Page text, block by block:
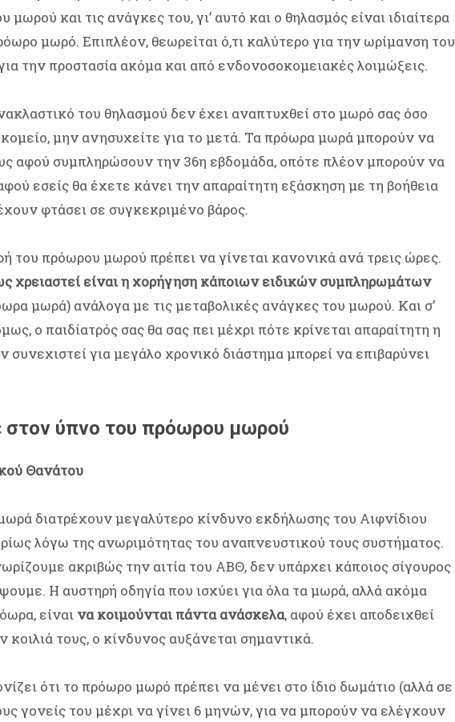
και τις ανάγκες του, γι’ αυτό και ο θηλασμός είναι ιδιαίτερα
μωρό. Επιπλέον, θεωρείται ό,τι καλύτερο για την ωρίμανση του
την προστασία ακόμα και από ενδονοσοκομειακές λοιμώξεις.
του θηλασμού δεν έχει αναπτυχθεί στο μωρό σας όσο
μην ανησυχείτε για το μετά. Τα πρόωρα μωρά μπορούν να
αφού συμπληρώσουν την 36η εβδομάδα, οπότε πλέον μπορούν να
εσείς θα έχετε κάνει την απαραίτητη εξάσκηση με τη βοήθεια
φτάσει σε συγκεκριμένο βάρος.
του πρόωρου μωρού πρέπει να γίνεται κανονικά ανά τρεις ώρες.
χρειαστεί είναι η χορήγηση κάποιων ειδικών συμπληρωμάτων
μωρά) ανάλογα με τις μεταβολικές ανάγκες του μωρού. Και σ’
ο παιδίατρός σας θα σας πει μέχρι πότε κρίνεται απαραίτητη η
συνεχιστεί για μεγάλο χρονικό διάστημα μπορεί να επιβαρύνει
στον ύπνο του πρόωρου μωρού
Θανάτου
διατρέχουν μεγαλύτερο κίνδυνο εκδήλωσης του Αιφνίδιου
λόγω της ανωριμότητας του αναπνευστικού τους συστήματος.
ακριβώς την αιτία του ΑΒΘ, δεν υπάρχει κάποιος σίγουρος
Η αυστηρή οδηγία που ισχύει για όλα τα μωρά, αλλά ακόμα
είναι να κοιμούνται πάντα ανάσκελα, αφού έχει αποδειχθεί
κοιλιά τους, ο κίνδυνος αυξάνεται σημαντικά.
ότι το πρόωρο μωρό πρέπει να μένει στο ίδιο δωμάτιο (αλλά σε
γονείς του μέχρι να γίνει 6 μηνών, για να μπορούν να ελέγχουν